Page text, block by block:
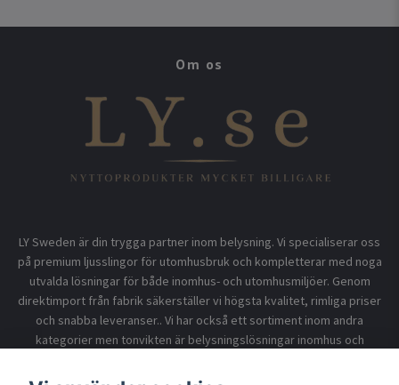
Om os
LY Sweden är din trygga partner inom belysning. Vi specialiserar oss
på premium ljusslingor för utomhusbruk och kompletterar med noga
utvalda lösningar för både inomhus- och utomhusmiljöer. Genom
direktimport från fabrik säkerställer vi högsta kvalitet, rimliga priser
och snabba leveranser.. Vi har också ett sortiment inom andra
kategorier men tonvikten är belysningslösningar inomhus och